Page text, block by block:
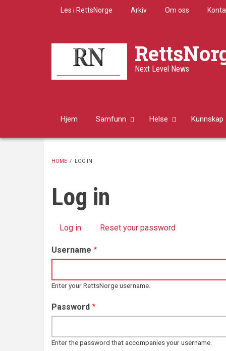
Les i RettsNorge Arkiv Om oss
Next Level News
Hjem Samfunn Helse Kunnskap
HOME / LOG IN
Log in
tabs
Log in (active tab)
Reset your password
Username
Enter your RettsNorge username.
Password
Enter the password that accompanies your username.